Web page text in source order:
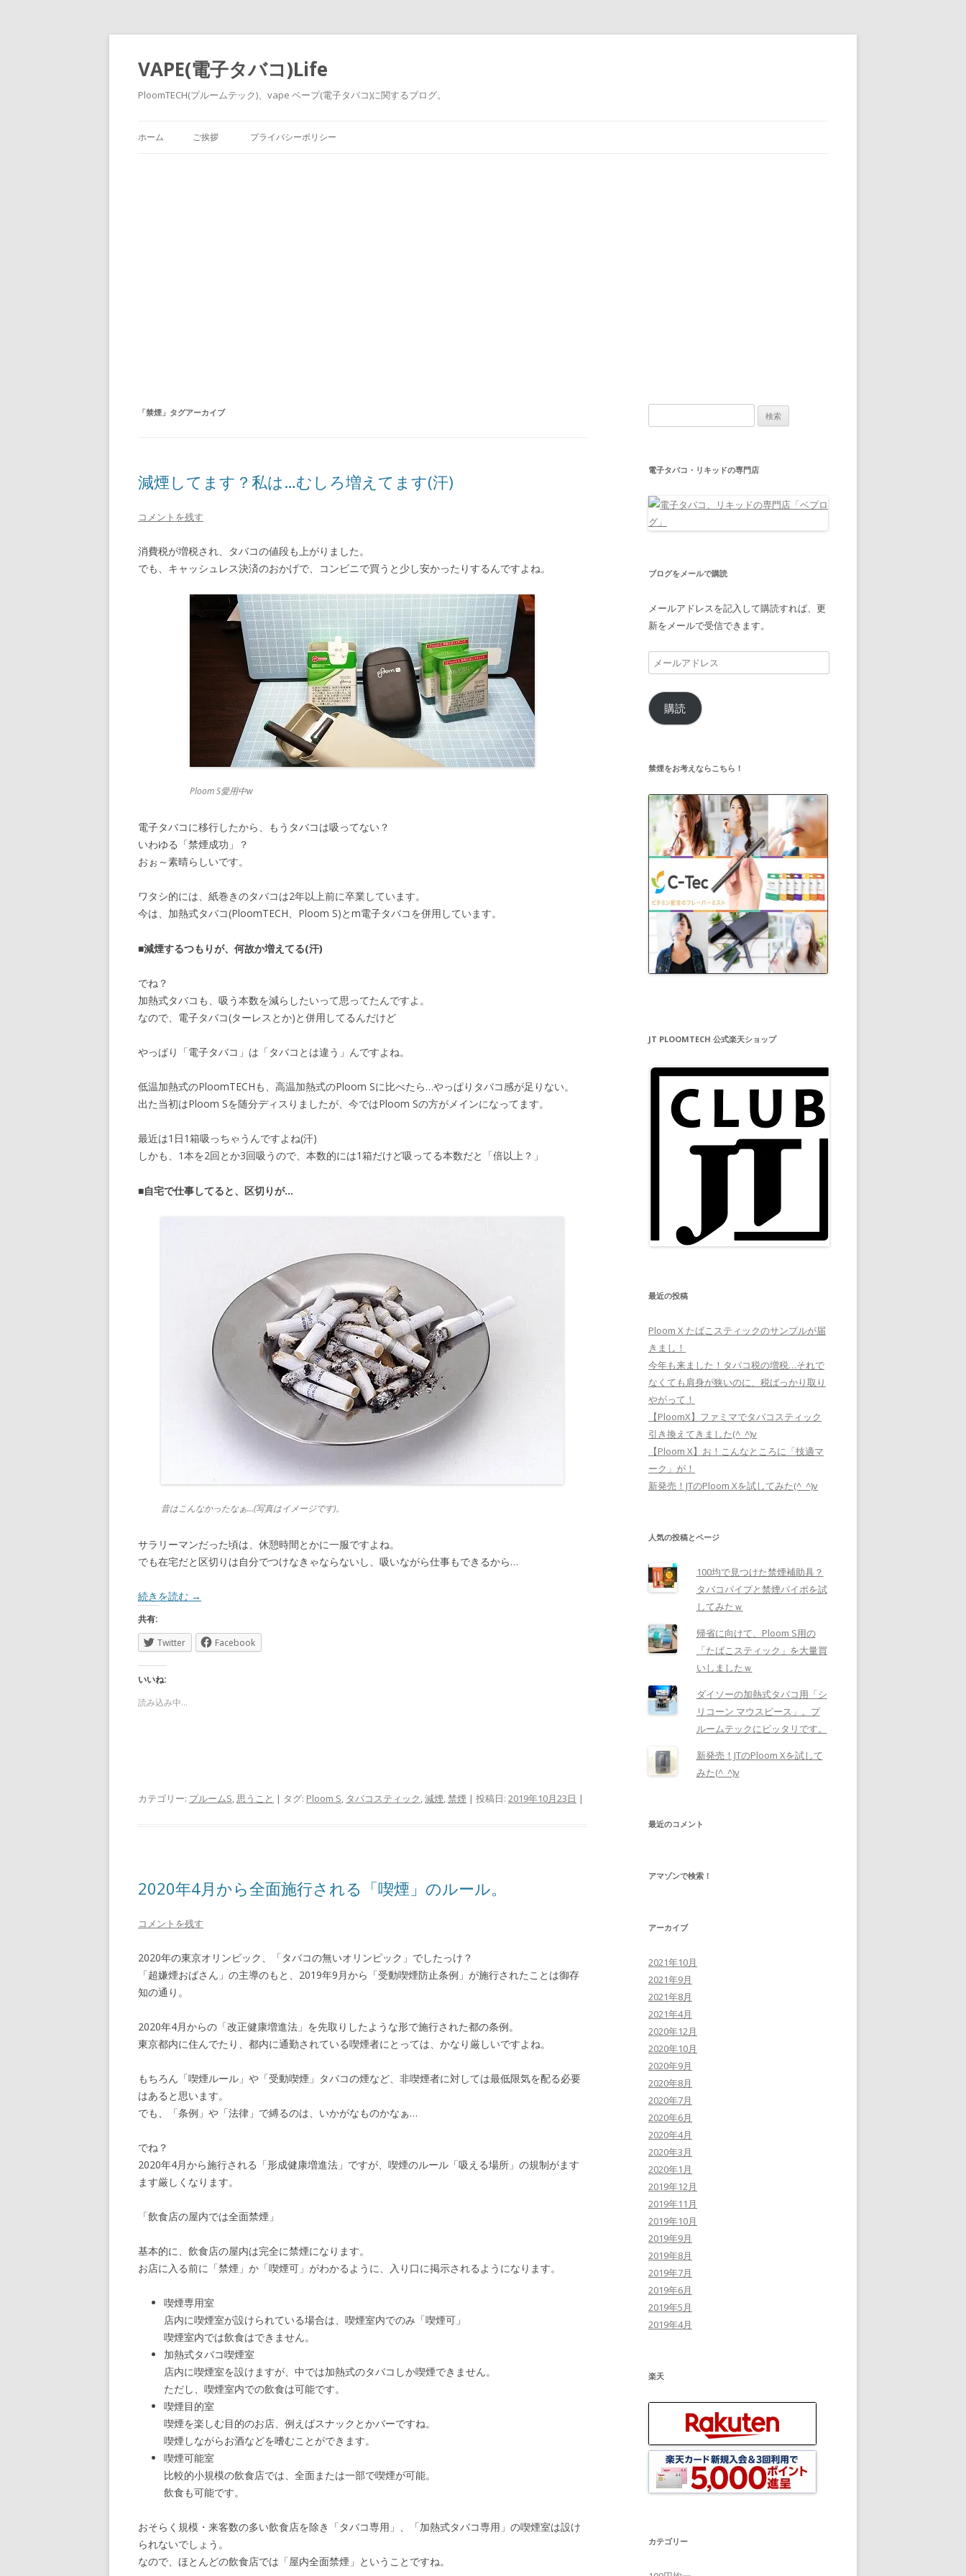
VAPE(電子タバコ)Life
PloomTECH(プルームテック)、vape ベープ(電子タバコ)に関するブログ。
ホーム ご挨拶 プライバシーポリシー
「禁煙 」タグアーカイブ
減煙してます？私は…むしろ増えてます(汗)
コメントを残す
消費税が増税され、タバコの値段も上がりました。
でも、キャッシュレス決済のおかげで、コンビニで買うと少し安かったりするんですよね。
Ploom S愛用中w
電子タバコに移行したから、もうタバコは吸ってない？
いわゆる「禁煙成功」？
おぉ～素晴らしいです。
ワタシ的には、紙巻きのタバコは2年以上前に卒業しています。
今は、加熱式タバコ(PloomTECH、Ploom S)とm電子タバコを併用しています。
■減煙するつもりが、何故か増えてる(汗)
でね？
加熱式タバコも、吸う本数を減らしたいって思ってたんですよ。
なので、電子タバコ(ターレスとか)と併用してるんだけど
やっぱり「電子タバコ」は「タバコとは違う」んですよね。
低温加熱式のPloomTECHも、高温加熱式のPloom Sに比べたら…やっぱりタバコ感が足りない。
出た当初はPloom Sを随分ディスりましたが、今ではPloom Sの方がメインになってます。
最近は1日1箱吸っちゃうんですよね(汗)
しかも、1本を2回とか3回吸うので、本数的には1箱だけど吸ってる本数だと「倍以上？」
■自宅で仕事してると、区切りが…
昔はこんなかったなぁ…(写真はイメージです)。
サラリーマンだった頃は、休憩時間とかに一服ですよね。
でも在宅だと区切りは自分でつけなきゃならないし、吸いながら仕事もできるから…
続きを読む →
共有:
Twitter
Facebook
いいね:
読み込み中…
カテゴリー: プルームS,思うこと | タグ: Ploom S, タバコスティック,減煙,禁煙 | 投稿日: 2019年10月23日 |
2020年4月から全面施行される「喫煙」のルール。
コメントを残す
2020年の東京オリンピック、「タバコの無いオリンピック」でしたっけ？
「超嫌煙おばさん」の主導のもと、2019年9月から「受動喫煙防止条例」が施行されたことは御存
知の通り。
2020年4月からの「改正健康増進法」を先取りしたような形で施行された都の条例。
東京都内に住んでたり、都内に通勤されている喫煙者にとっては、かなり厳しいですよね。
もちろん「喫煙ルール」や「受動喫煙」タバコの煙など、非喫煙者に対しては最低限気を配る必要
はあると思います。
でも、「条例」や「法律」で縛るのは、いかがなものかなぁ…
でね？
2020年4月から施行される「形成健康増進法」ですが、喫煙のルール「吸える場所」の規制がます
ます厳しくなります。
「飲食店の屋内では全面禁煙」
基本的に、飲食店の屋内は完全に禁煙になります。
お店に入る前に「禁煙」か「喫煙可」がわかるように、入り口に掲示されるようになります。
喫煙専用室
店内に喫煙室が設けられている場合は、喫煙室内でのみ「喫煙可」
喫煙室内では飲食はできません。
加熱式タバコ喫煙室
店内に喫煙室を設けますが、中では加熱式のタバコしか喫煙できません。
ただし、喫煙室内での飲食は可能です。
喫煙目的室
喫煙を楽しむ目的のお店、例えばスナックとかバーですね。
喫煙しながらお酒などを嗜むことができます。
喫煙可能室
比較的小規模の飲食店では、全面または一部で喫煙が可能。
飲食も可能です。
おそらく規模・来客数の多い飲食店を除き「タバコ専用」、「加熱式タバコ専用」の喫煙室は設け
られないでしょう。
なので、ほとんどの飲食店では「屋内全面禁煙」ということですね。
索:
電子タバコ・リキッドの専門店
ブログをメールで購読
メールアドレスを記入して購読すれば、更
新をメールで受信できます。
メ
ー
ル
ア
ス
購読
禁煙をお考えならこちら！
JT PLOOMTECH 公式楽天ショップ
最近の投稿
Ploom X たばこスティックのサンプルが届
きまし！
今年も来ました！タバコ税の増税…それで
なくても肩身が狭いのに、税ばっかり取り
やがって！
【PloomX】ファミマでタバコスティック
引き換えてきました(^_^)v
【Ploom X】お！こんなところに「技適マ
ーク」が！
新発売！JTのPloom Xを試してみた(^_^)v
人気の投稿とページ
100均で見つけた禁煙補助具？
タバコパイプと禁煙パイポを試
してみたｗ
帰省に向けて、Ploom S用の
「たばこスティック」を大量買
いしましたｗ
ダイソーの加熱式タバコ用「シ
リコーン マウスピース」。プ
ルームテックにピッタリです。
新発売！JTのPloom Xを試して
みた(^_^)v
最近のコメント
アマゾンで検索！
アーカイブ
2021年10月
2021年9月
2021年8月
2021年4月
2020年12月
2020年10月
2020年9月
2020年8月
2020年7月
2020年6月
2020年4月
2020年3月
2020年1月
2019年12月
2019年11月
2019年10月
2019年9月
2019年8月
2019年7月
2019年6月
2019年5月
2019年4月
楽天
カテゴリー